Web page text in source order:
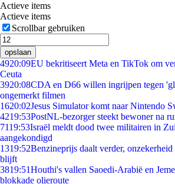
Actieve items
Actieve items
Scrollbar gebruiken
opslaan
4920:09EU bekritiseert Meta en TikTok om
Ceuta
3920:08CDA en D66 willen ingrijpen tegen
ongemerkt filmen
1620:02Jesus Simulator komt naar Nintendo
4219:53PostNL-bezorger steekt bewoner na
7119:53Israël meldt dood twee militairen in
aangekondigd
1319:52Benzineprijs daalt verder,
blijft
3819:51Houthi's vallen Saoedi-Arabië en
blokkade olieroute